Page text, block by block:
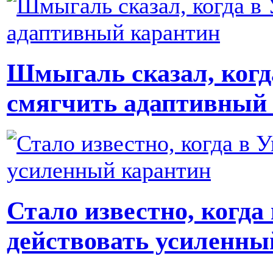
Шмыгаль сказал,
смягчить
Стало известно,
действовать